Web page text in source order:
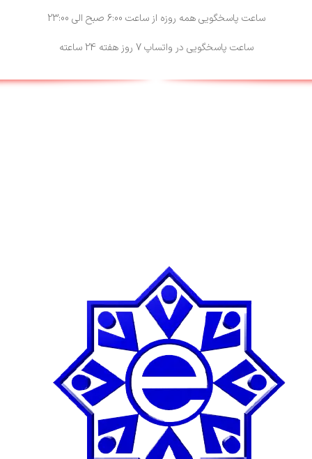
ساعت پاسخگویی همه روزه از ساعت 6:00 صبح الی 23:00
ساعت پاسخگویی در واتساپ 7 روز هفته 24 ساعته